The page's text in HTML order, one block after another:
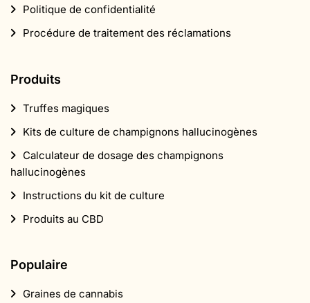
Politique de confidentialité
Procédure de traitement des réclamations
Produits
Truffes magiques
Kits de culture de champignons hallucinogènes
Calculateur de dosage des champignons
hallucinogènes
Instructions du kit de culture
Produits au CBD
Populaire
Graines de cannabis